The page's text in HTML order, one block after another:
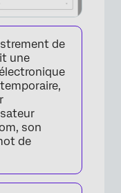
×
de
une
son
de